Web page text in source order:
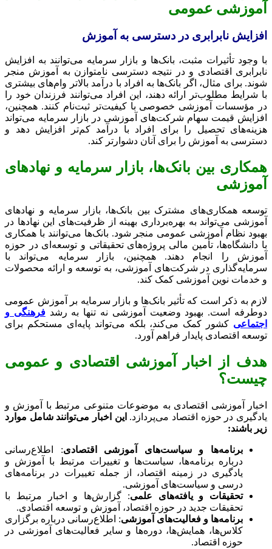
آموزشی عمومی
افزایش نابرابری در دسترسی به آموزش
با وجود تأثیرات مثبت، بانک‌ها و بازار سرمایه می‌توانند به افزایش
نابرابری اقتصادی و در نتیجه دسترسی نامتوازن به آموزش منجر
شوند. برای مثال، اگر بانک‌ها به افراد با درآمد بالاتر وام‌های بیشتری
با شرایط مطلوب‌تر ارائه دهند، این افراد می‌توانند فرزندان خود را
در مؤسسات آموزشی خصوصی با کیفیت‌تر ثبت‌نام کنند. همچنین،
افزایش قیمت سهام شرکت‌های آموزشی در بازار سرمایه می‌تواند
هزینه‌های تحصیل را برای افراد با درآمد کم‌تر افزایش دهد و
دسترسی به آموزش را برای آنان دشوارتر کند.
همکاری بین بانک‌ها، بازار سرمایه و نهادهای
آموزشی
توسعه همکاری‌های مشترک بین بانک‌ها، بازار سرمایه و نهادهای
آموزشی می‌تواند به بهره‌برداری بهینه از ظرفیت‌های این نهادها در
بهبود نظام آموزشی عمومی منجر شود. بانک‌ها می‌توانند با همکاری
با دانشگاه‌ها، تأمین مالی پروژه‌های تحقیقاتی و توسعه‌ای در حوزه
آموزش را انجام دهند. همچنین، بازار سرمایه می‌تواند با
سرمایه‌گذاری در شرکت‌های آموزشی، به توسعه و ارائه محصولات
و خدمات نوین آموزشی کمک کند.
لازم به ذکر است که تأثیر بانک‌ها و بازار سرمایه بر آموزش عمومی
دوطرفه است. بهبود وضعیت آموزشی نه تنها به رشدفرهنگی و
اجتماعی کشور کمک می‌کند، بلکه می‌تواند پایه‌ای مستحکم برای
توسعه اقتصادی پایدار فراهم آورد.
هدف از اخبار آموزشی اقتصادی و عمومی
چیست؟
اخبار آموزشی اقتصادی به موضوعات متنوعی مرتبط با آموزش و
یادگیری در حوزه اقتصاد می‌پردازد. این اخبار می‌توانند شامل موارد
زیر باشند:
برنامه‌ها و سیاست‌های آموزشی اقتصادی: اطلاع‌رسانی
درباره برنامه‌ها، سیاست‌ها و تغییرات مرتبط با آموزش و
یادگیری در زمینه اقتصاد، از جمله تغییرات در برنامه‌های
درسی و سیاست‌های آموزشی.
تحقیقات و یافته‌های علمی: گزارش‌ها و اخبار مرتبط با
تحقیقات جدید در حوزه اقتصاد، آموزش و توسعه اقتصادی.
برنامه‌ها و فعالیت‌های آموزشی: اطلاع‌رسانی درباره برگزاری
کلاس‌ها، همایش‌ها، دوره‌ها و سایر فعالیت‌های آموزشی در
حوزه اقتصاد.